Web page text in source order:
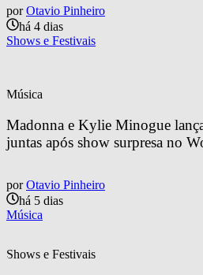
por Otavio Pinheiro
há 4 dias
Shows e Festivais
Música
Madonna e Kylie Minogue
juntas após show surpresa no
por Otavio Pinheiro
há 5 dias
Música
Shows e Festivais